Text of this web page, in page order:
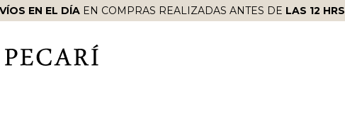
EN EL DÍAEN COMPRAS REALIZADAS ANTES DE LAS 12 HRS